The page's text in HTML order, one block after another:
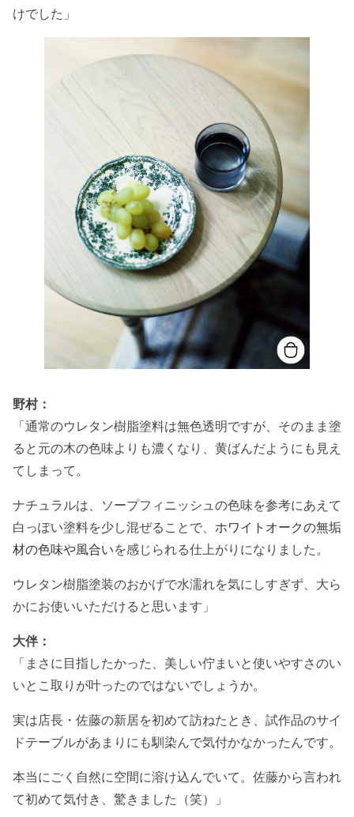
けでした」
野村：
「通常のウレタン樹脂塗料は無色透明ですが、そのまま塗
ると元の木の色味よりも濃くなり、黄ばんだようにも見え
てしまって。
ナチュラルは、ソープフィニッシュの色味を参考にあえて
白っぽい塗料を少し混ぜることで、 ホワイトオークの無垢
材の色味や風合いを感じられる仕上がりになりました。
ウレタン樹脂塗装のおかげで水濡れを気にしすぎず、大ら
かにお使いいただけると思います」
大伴：
「まさに目指したかった、美しい佇まいと使いやすさのい
いとこ取りが叶ったのではないでしょうか。
実は店長・佐藤の新居を初めて訪ねたとき、試作品のサイ
ドテーブルがあまりにも馴染んで気付かなかったんです。
本当にごく自然に空間に溶け込んでいて。佐藤から言われ
て初めて気付き、驚きました（笑）」